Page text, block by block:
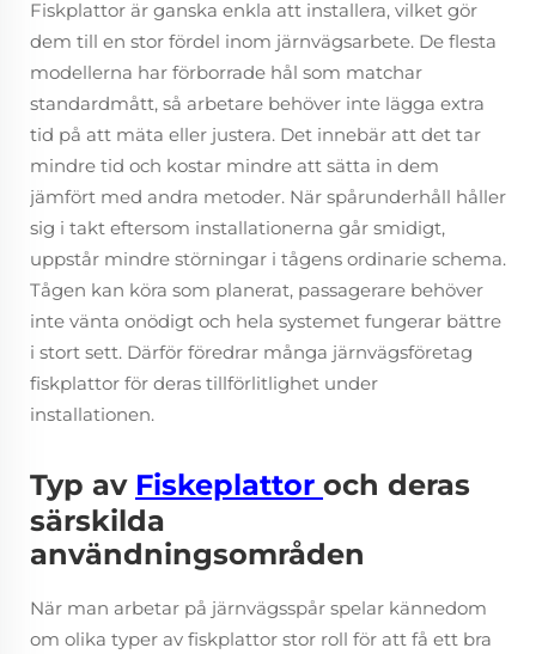
Fiskplattor är ganska enkla att installera, vilket gör
dem till en stor fördel inom järnvägsarbete. De flesta
modellerna har förborrade hål som matchar
standardmått, så arbetare behöver inte lägga extra
tid på att mäta eller justera. Det innebär att det tar
mindre tid och kostar mindre att sätta in dem
jämfört med andra metoder. När spårunderhåll håller
sig i takt eftersom installationerna går smidigt,
uppstår mindre störningar i tågens ordinarie schema.
Tågen kan köra som planerat, passagerare behöver
inte vänta onödigt och hela systemet fungerar bättre
i stort sett. Därför föredrar många järnvägsföretag
fiskplattor för deras tillförlitlighet under
installationen.
Typ av Fiskeplattor och deras
särskilda
användningsområden
När man arbetar på järnvägsspår spelar kännedom
om olika typer av fiskplattor stor roll för att få ett bra